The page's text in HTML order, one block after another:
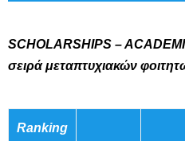
SCHOLARSHIPS –
σειρά μεταπτυχιακών
Ranking